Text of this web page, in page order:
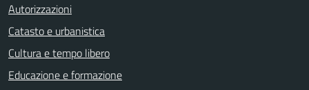
Autorizzazioni
Catasto e urbanistica
Cultura e tempo libero
Educazione e formazione